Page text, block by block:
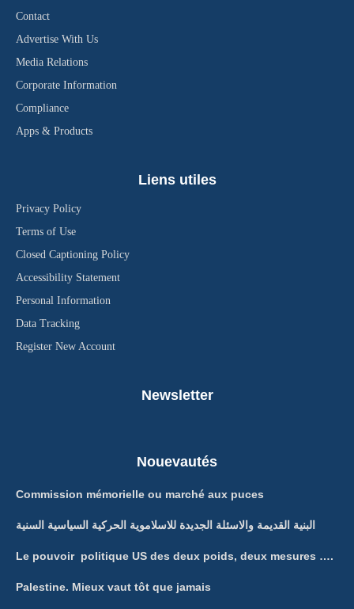
Contact
Advertise With Us
Media Relations
Corporate Information
Compliance
Apps & Products
Liens utiles
Privacy Policy
Terms of Use
Closed Captioning Policy
Accessibility Statement
Personal Information
Data Tracking
Register New Account
Newsletter
Nouevautés
Commission mémorielle ou marché aux puces
البنية القديمة والاسئلة الجديدة للاسلاموية الحركية السياسية السنية
Le pouvoir politique US des deux poids, deux mesures ….
Palestine. Mieux vaut tôt que jamais